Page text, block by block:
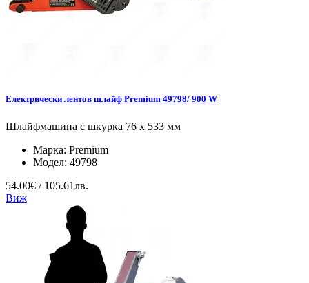
Електрически лентов шлайф Premium 49798/ 900 W
Шлайфмашина с шкурка 76 х 533 мм
Марка: Premium
Модел: 49798
54.00€ / 105.61лв.
Виж